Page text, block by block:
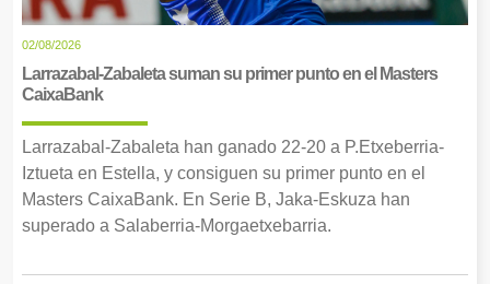
02/08/2026
Larrazabal-Zabaleta suman su primer punto en el Masters
CaixaBank
Larrazabal-Zabaleta han ganado 22-20 a P.Etxeberria-
Iztueta en Estella, y consiguen su primer punto en el
Masters CaixaBank. En Serie B, Jaka-Eskuza han
superado a Salaberria-Morgaetxebarria.